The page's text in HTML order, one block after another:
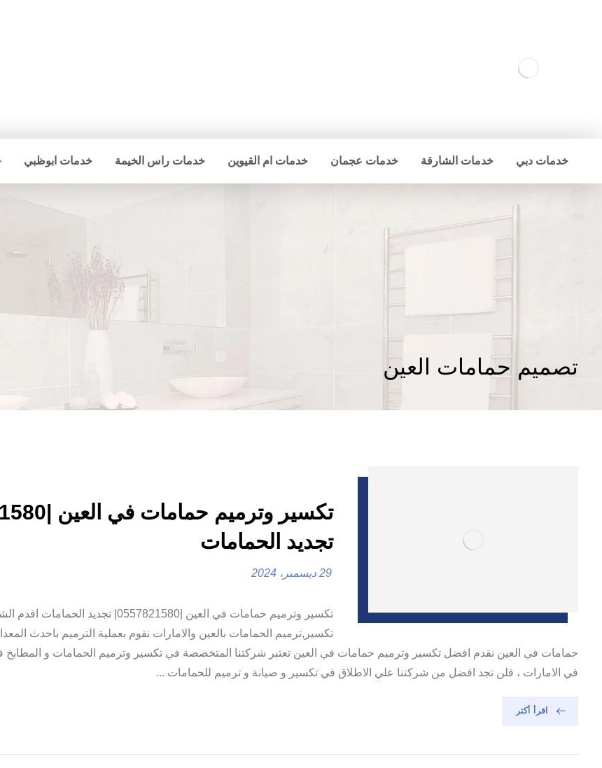
خدمات دبي خدمات الشارقة خدمات عجمان خدمات ام القيوين خدمات راس الخيمة خدمات ابوظبي
تصميم حمامات العين
تجديد الحمامات
29 ديسمبر، 2024
تكسير وترميم حمامات في العين |0557821580| تجديد
تكسير,ترميم الحمامات بالعين والامارات نقوم بعملية الترميم باحدث
حمامات في العين نقدم افضل تكسير وترميم حمامات في العين تعتبر شركتنا المتخصصة في تكسير وترميم الحمامات و المطابخ
في الامارات ، فلن تجد افضل من شركتنا علي الاطلاق في تكسير و صيانة و ترميم للحمامات ...
اقرأ أكثر